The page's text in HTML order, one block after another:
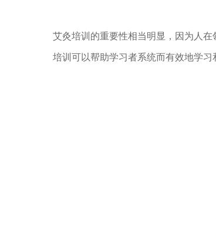
艾灸培训的重要性相当明显，因为人
培训可以帮助学习者系统而有效地学